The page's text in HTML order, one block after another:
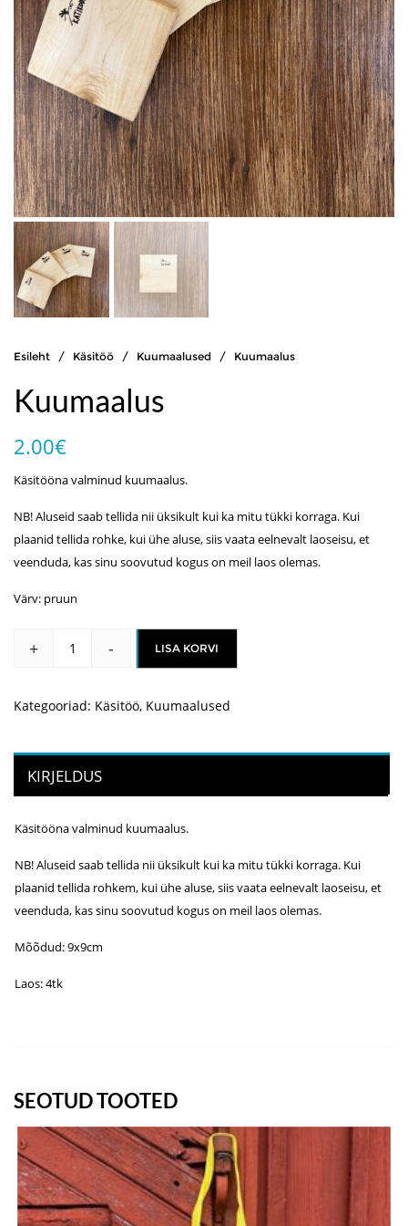
Esileht / Käsitöö / Kuumaalused / Kuumaalus
Kuumaalus
2.00€
Käsitööna valminud kuumaalus.
NB! Aluseid saab tellida nii üksikult kui ka mitu tükki korraga. Kui
plaanid tellida rohke, kui ühe aluse, siis vaata eelnevalt laoseisu, et
veenduda, kas sinu soovutud kogus on meil laos olemas.
Värv: pruun
+
Kuumaalus
- LISA KORVI
Kategooriad: Käsitöö, Kuumaalused
KIRJELDUS
Käsitööna valminud kuumaalus.
NB! Aluseid saab tellida nii üksikult kui ka mitu tükki korraga. Kui
plaanid tellida rohkem, kui ühe aluse, siis vaata eelnevalt laoseisu, et
veenduda, kas sinu soovutud kogus on meil laos olemas.
Mõõdud: 9x9cm
Laos: 4tk
SEOTUD TOOTED